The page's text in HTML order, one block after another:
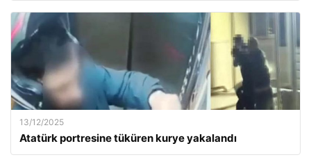
13/12/2025
Atatürk portresine tüküren kurye yakalandı